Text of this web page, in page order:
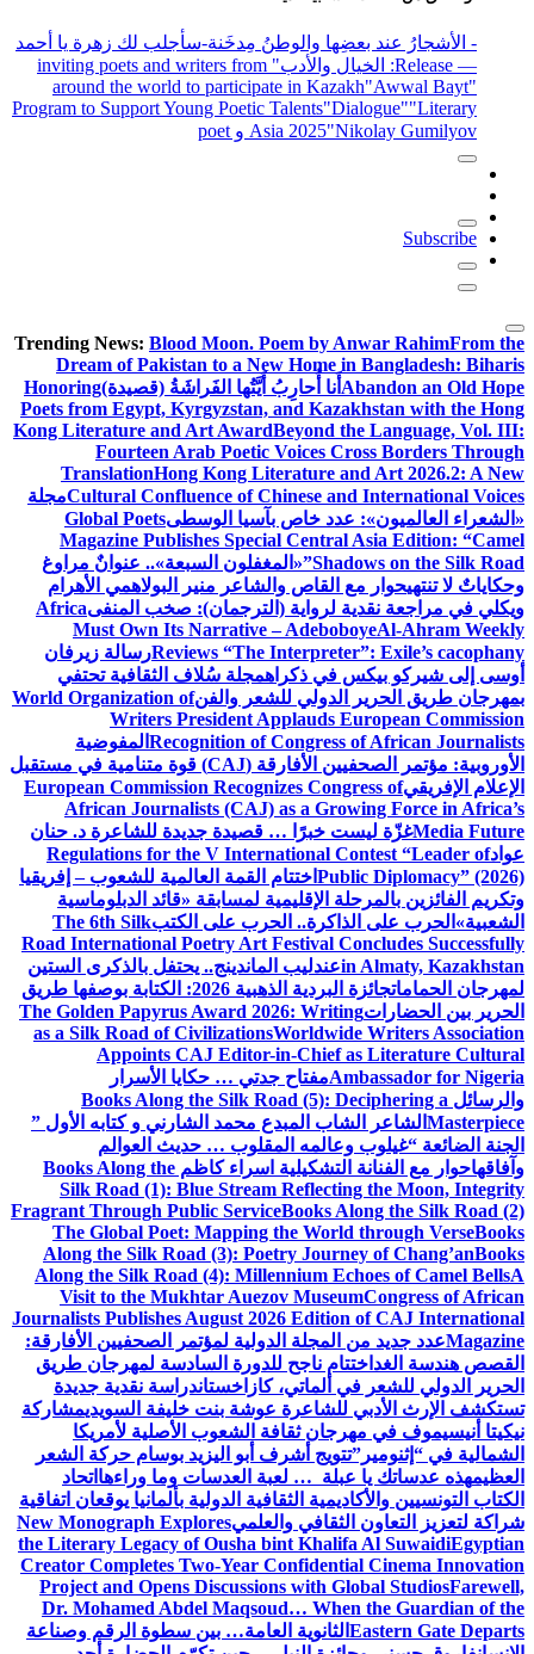
- الأشجارُ عند بعضِها والوطنُ مِدخَنة-سأجلب لك زهرة يا أحمد
— Release
: الخيال والأدب
" inviting poets and writers from
around the world to participate in Kazakh"Awwal Bayt"
Program to Support Young Poetic Talents"Dialogue""Literary
Asia 2025"Nikolay Gumilyov و poet
Subscribe
Trending News: Blood Moon. Poem by Anwar RahimFrom the
Dream of Pakistan to a New Home in Bangladesh: Biharis
Abandon an Old Hope أَنا أُحارِبُ أَيَّتُها الفَراشَةُ (قصيدة)Honoring
Poets from Egypt, Kyrgyzstan, and Kazakhstan with the Hong
Kong Literature and Art AwardBeyond the Language, Vol. III:
Fourteen Arab Poetic Voices Cross Borders Through
TranslationHong Kong Literature and Art 2026.2: A New
Cultural Confluence of Chinese and International Voicesمجلة
«الشعراء العالميون»: عدد خاص بآسيا الوسطىGlobal Poets
Magazine Publishes Special Central Asia Edition: “Camel
Shadows on the Silk Road” «المغفلون السبعة».. عنوانٌ مراوغ
وحكاياتٌ لا تنتهيحوار مع القاص والشاعر منير البولاهمي الأهرام
ويكلي في مراجعة نقدية لرواية (الترجمان): صخب المنفىAfrica
Must Own Its Narrative – AdeboboyeAl-Ahram Weekly
Reviews “The Interpreter”: Exile’s cacophanyرسالة زيرفان
أوسى إلى شيركو بيكس في ذكراهمجلة سُلاف الثقافية تحتفي
بمهرجان طريق الحرير الدولي للشعر والفنWorld Organization of
Writers President Applauds European Commission
Recognition of Congress of African Journalists المفوضية
الأوروبية: مؤتمر الصحفيين الأفارقة (CAJ) قوة متنامية في مستقبل
الإعلام الإفريقيEuropean Commission Recognizes Congress of
African Journalists (CAJ) as a Growing Force in Africa’s
Media Futureغزّة ليست خبرًا … قصيدة جديدة للشاعرة د. حنان
عوادRegulations for the V International Contest “Leader of
Public Diplomacy” (2026) اختتام القمة العالمية للشعوب – إفريقيا
وتكريم الفائزين بالمرحلة الإقليمية لمسابقة «قائد الدبلوماسية
الشعبية» الحرب على الذاكرة.. الحرب على الكتبThe 6th Silk
Road International Poetry Art Festival Concludes Successfully
in Almaty, Kazakhstanعندليب الماندينج.. يحتفل بالذكرى الستين
لمهرجان الحمامات
جائزة البردية الذهبية 2026: الكتابة بوصفها طريق
الحرير بين الحضاراتThe Golden Papyrus Award 2026: Writing
as a Silk Road of CivilizationsWorldwide Writers Association
Appoints CAJ Editor-in-Chief as Literature Cultural
Ambassador for Nigeriaمفتاح جدتي … حكايا الأسرار
والرسائل Books Along the Silk Road (5): Deciphering a
Masterpiece الشاعر الشاب المبدع محمد الشارني و كتابه الأول ”
الجنة الضائعة “غيلوب وعالمه المقلوب … حديث العوالم
وآفاقهاحوار مع الفنانة التشكيلية اسراء كاظم Books Along the
Silk Road (1): Blue Stream Reflecting the Moon, Integrity
Fragrant Through Public ServiceBooks Along the Silk Road (2)
The Global Poet: Mapping the World through VerseBooks
Along the Silk Road (3): Poetry Journey of Chang’anBooks
Along the Silk Road (4): Millennium Echoes of Camel BellsA
Visit to the Mukhtar Auezov MuseumCongress of African
Journalists Publishes August 2026 Edition of CAJ International
Magazineعدد جديد من المجلة الدولية لمؤتمر الصحفيين الأفارقة:
القصص هندسة الغد اختتام ناجح للدورة السادسة لمهرجان طريق
الحرير الدولي للشعر في ألماتي، كازاخستاندراسة نقدية جديدة
تستكشف الإرث الأدبي للشاعرة عوشة بنت خليفة السويديمشاركة
نيكيتا أنيسيموف في مهرجان ثقافة الشعوب الأصلية لأمريكا
الشمالية في “إثنومير”تتويج أشرف أبو اليزيد بوسام حركة الشعر
العظيمهذه عدساتك يا عبلة … لعبة العدسات وما وراءها اتحاد
الكتاب التونسيين والأكاديمية الثقافية الدولية بألمانيا يوقعان اتفاقية
شراكة لتعزيز التعاون الثقافي والعلميNew Monograph Explores
the Literary Legacy of Ousha bint Khalifa Al SuwaidiEgyptian
Creator Completes Two-Year Confidential Cinema Innovation
Project and Opens Discussions with Global StudiosFarewell,
Dr. Mohamed Abdel Maqsoud… When the Guardian of the
Eastern Gate Departs الثانوية العامة… بين سطوة الرقم وصناعة